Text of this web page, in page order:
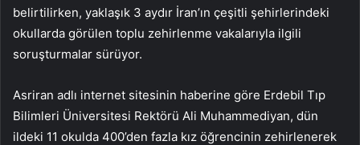
belirtilirken, yaklaşık 3 aydır İran’ın çeşitli şehirlerindeki
okullarda görülen toplu zehirlenme vakalarıyla ilgili
soruşturmalar sürüyor.
Asriran adlı internet sitesinin haberine göre Erdebil Tıp
Bilimleri Üniversitesi Rektörü Ali Muhammediyan, dün
ildeki 11 okulda 400’den fazla kız öğrencinin zehirlenerek